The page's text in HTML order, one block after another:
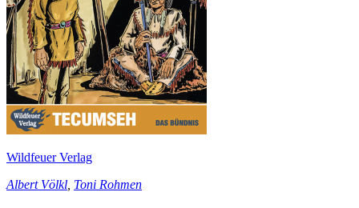
Wildfeuer Verlag
Albert Völkl, Toni Rohmen